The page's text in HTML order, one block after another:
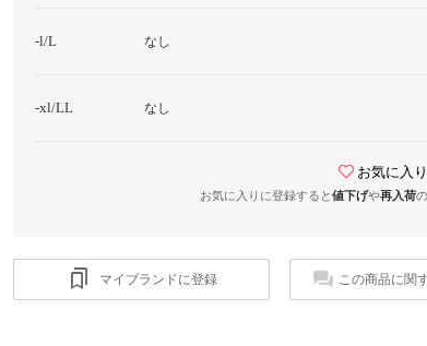
-l/L なし
-xl/LL なし
お気に入
お気に入りに登録すると値下げや再入荷
マイブランドに登録 この商品に関